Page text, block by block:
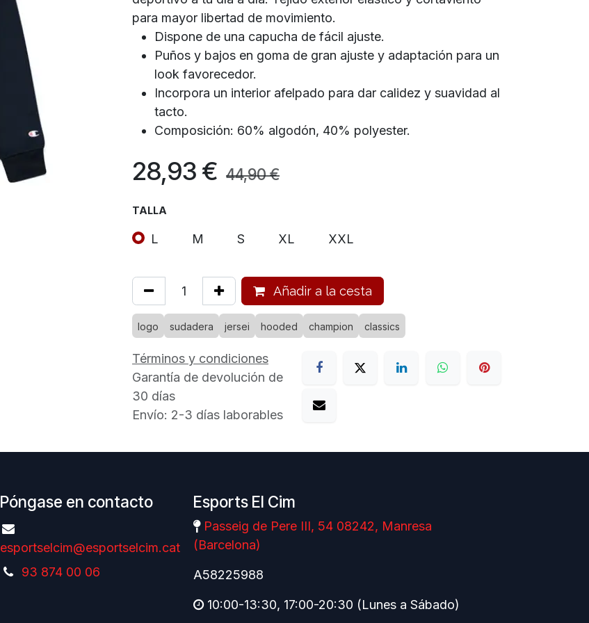
para mayor libertad de movimiento.
Dispone de una capucha de fácil ajuste.
Puños y bajos en goma de gran ajuste y adaptación para un
look favorecedor.
Incorpora un interior afelpado para dar calidez y suavidad al
tacto.
Composición: 60% algodón, 40% polyester.
28,93 € 44,90€
TALLA
L M S XL XXL
Añadir a la cesta
logo sudadera jersei hooded champion classics
Términos y condiciones
Garantía de devolución de
30 días
Envío: 2-3 días laborables
Esports El Cim
Passeig de Pere III, 54 08242, Manresa
(Barcelona)
A58225988
10:00-13:30, 17:00-20:30 (Lunes a Sábado)
Póngase en contacto
esportselcim@esportselcim.cat
93 874 00 06